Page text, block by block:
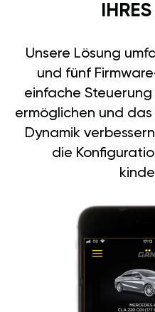
Unsere Lösung
und fünf
einfache
ermöglichen und
Dynamik
die